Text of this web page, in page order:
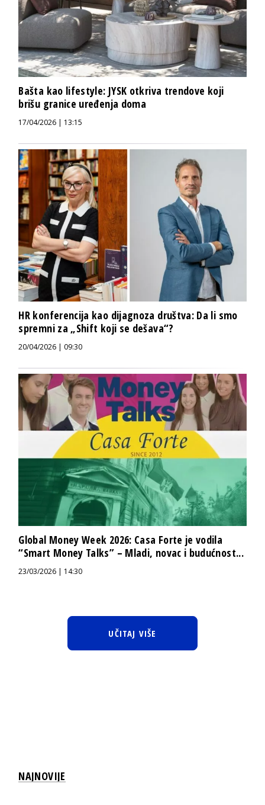
Bašta kao lifestyle: JYSK otkriva trendove koji
brišu granice uređenja doma
17/04/2026 | 13:15
HR konferencija kao dijagnoza društva: Da li smo
spremni za „Shift koji se dešava“?
20/04/2026 | 09:30
Global Money Week 2026: Casa Forte je vodila
“Smart Money Talks” – Mladi, novac i budućnost...
23/03/2026 | 14:30
UČITAJ VIŠE
NAJNOVIJE